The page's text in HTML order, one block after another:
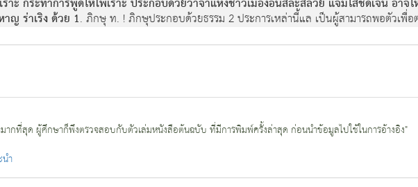
าะ กระทำการพูดให้ไพเราะ ประกอบด้วยวาจาแห่งชาวเมืองอันสละสลวย แจ่มใสชัดเจน อาจ
ญ ร่าเริง ด้วย 1. ภิกษุ ท. ! ภิกษุประกอบด้วยธรรม 2 ประการเหล่านี้แล เป็นผู้สามารถพอตัวเพื่
กที่สุด ผู้ศึกษาก็พึงตรวจสอบกับตัวเล่มหนังสือต้นฉบับ ที่มีการพิมพ์ครั้งล่าสุด ก่อนนำข้อมูลไปใช้ในการอ้างอิง"
ำ